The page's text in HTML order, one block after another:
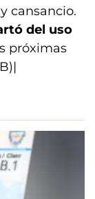
cansancio.
del uso
próximas